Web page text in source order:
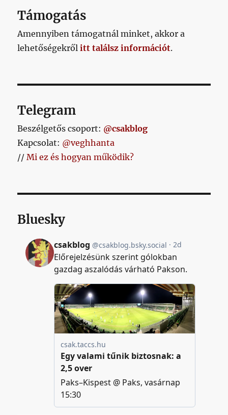
Támogatás
Amennyiben támogatnál minket, akkor a
lehetőségekrőlitt találsz információt.
Telegram
Beszélgetős csoport: @csakblog
Kapcsolat: @veghhanta
//Mi ez és hogyan működik?
Bluesky